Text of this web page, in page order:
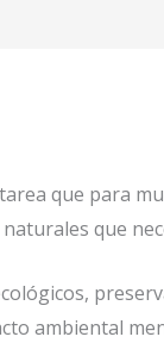
que para
que
ambiental